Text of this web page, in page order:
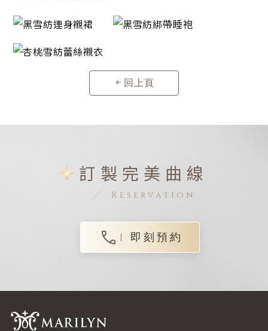
回上頁
訂製完美曲線
Reservation
即刻預約